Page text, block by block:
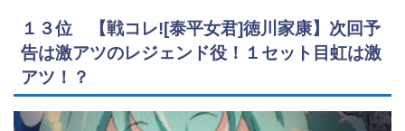
１３位 【戦コレ![泰平女君]徳川家康】次回予
告は激アツのレジェンド役！１セット目虹は激
アツ！？